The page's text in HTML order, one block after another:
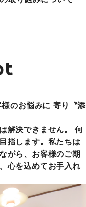
様のお悩みに 寄り〝添
解決できません。 何
指します。私たちは
がら、お客様のご期
心を込めてお手入れ